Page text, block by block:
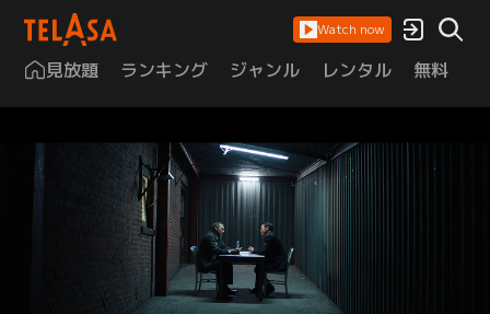
Watch now
見放題 ランキング ジャンル レンタル 無料